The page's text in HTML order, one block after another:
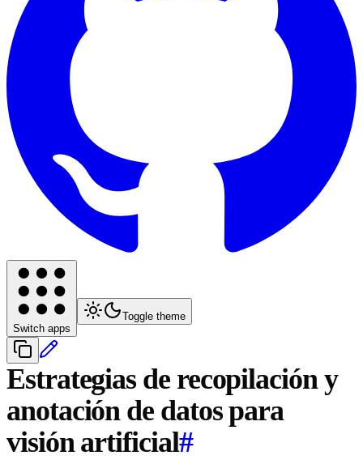
Switch apps
Toggle theme
Estrategias de recopilación y
anotación de datos para
visión artificial#